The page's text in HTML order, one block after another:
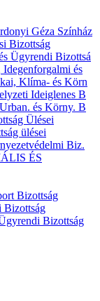
Géza Színház
Bizottság
Ügyrendi Bizottsá
és
Klíma- és Körn
Ideiglenes B
és Körny. B
Ülései
ülései
Biz.
ÉS
Bizottság
Bizottság
Bizottság